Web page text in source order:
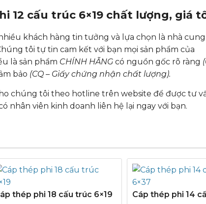
12 cấu trúc 6×19 chất lượng, giá
khách hàng tin tưởng và lựa chọn là nhà cung
tôi tự tin cam kết với bạn mọi sản phẩm của
là sản phẩm CHÍNH HÃNG có nguồn gốc rõ ràng
bảo (CQ – Giấy chứng nhận chất lượng).
chúng tôi theo hotline trên website để được tư
nhân viên kinh doanh liên hệ lại ngay với bạn.
thép phi 18 cấu trúc 6×19 Cáp thép phi 14